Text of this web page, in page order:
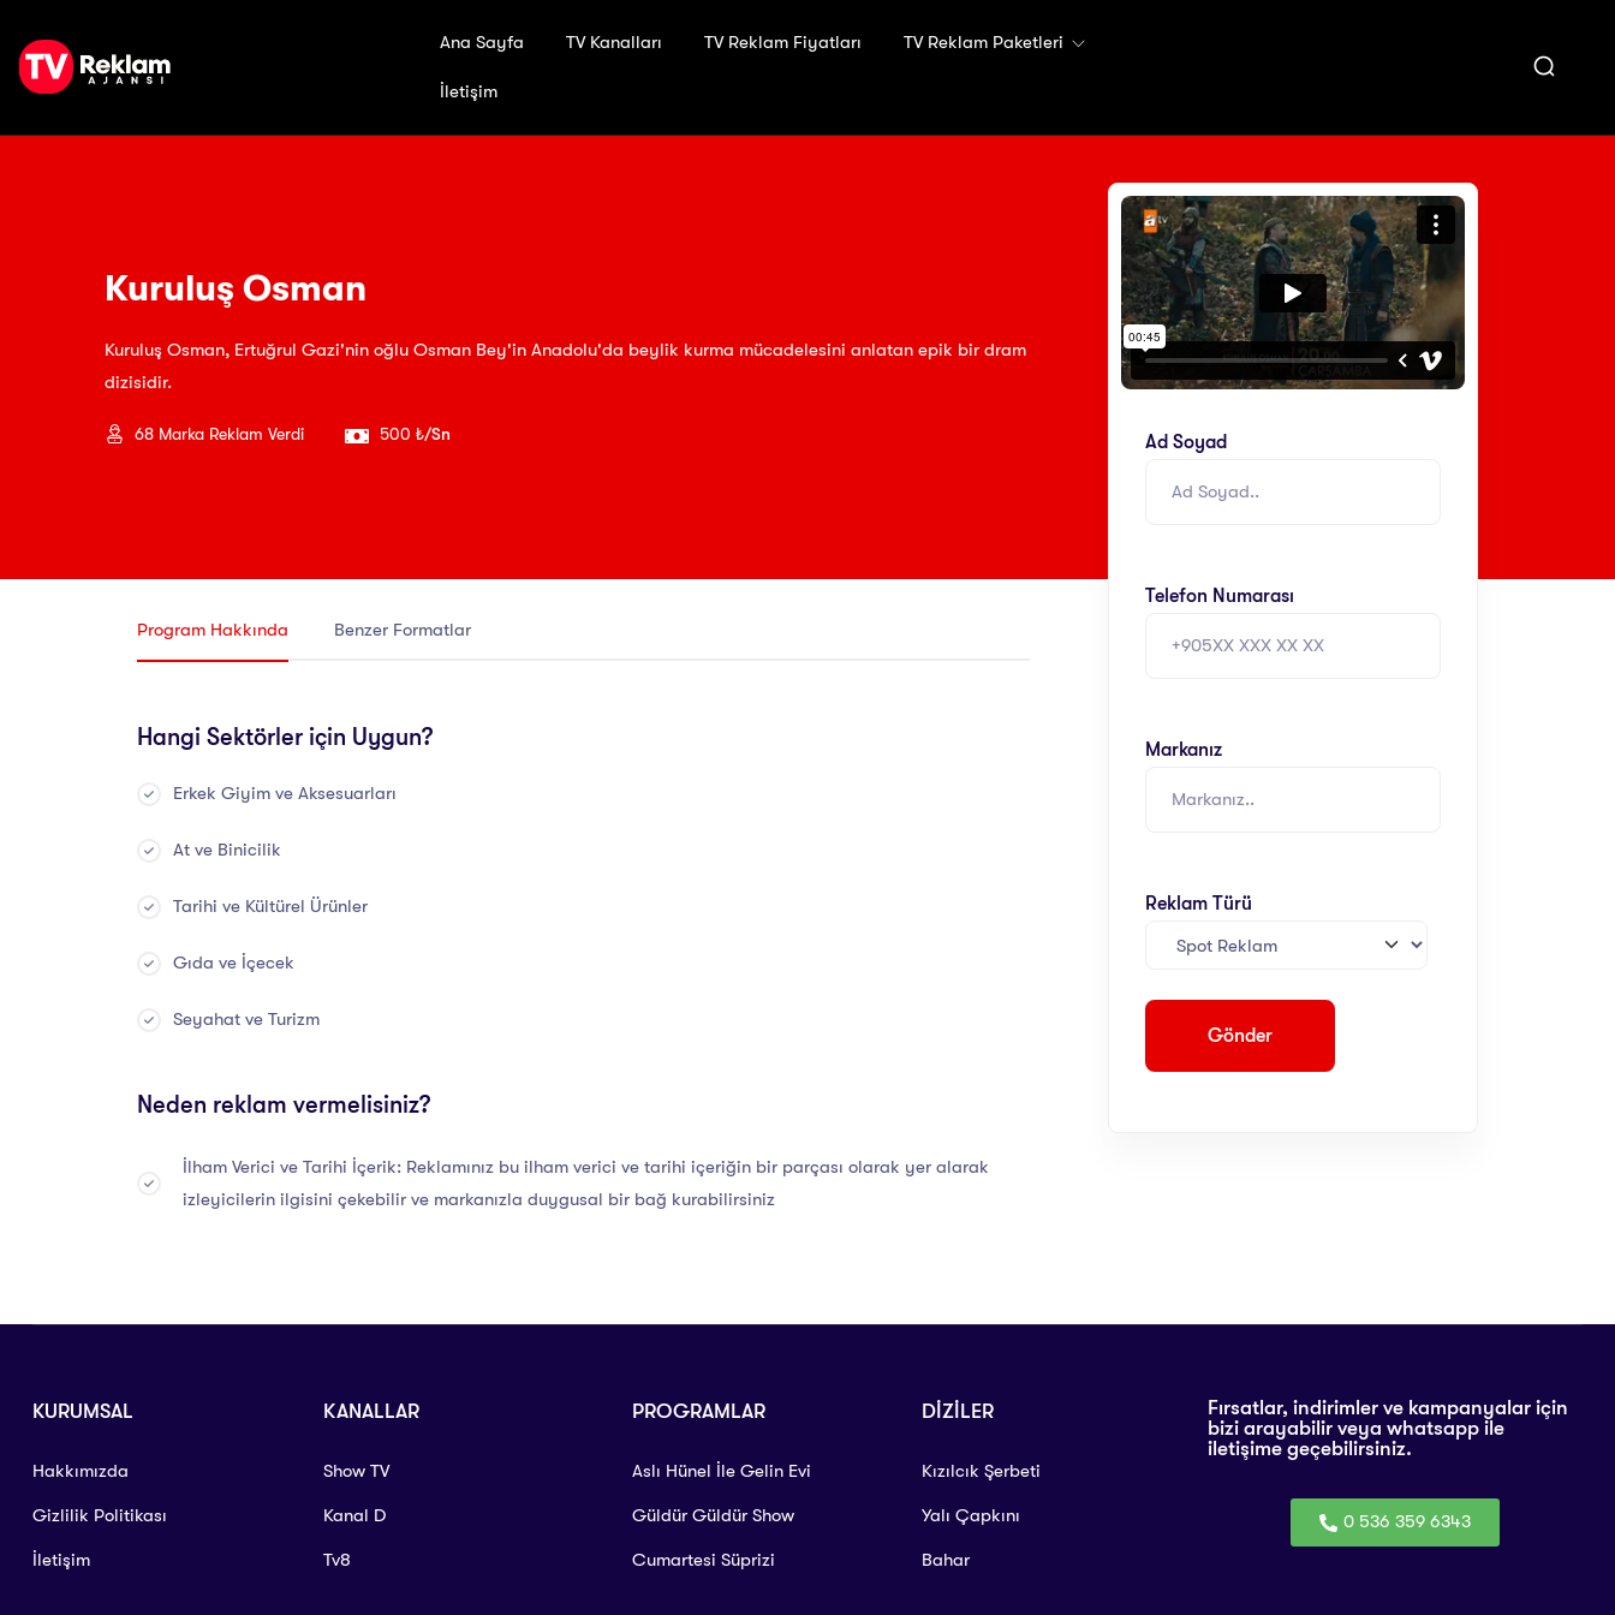
Ana Sayfa TV Kanalları TV Reklam Fiyatları TV Reklam Paketleri
İletişim
Kuruluş Osman
Kuruluş Osman, Ertuğrul Gazi'nin oğlu Osman Bey'in Anadolu'da beylik kurma mücadelesini anlatan epik bir dram
dizisidir.
68 Marka Reklam Verdi 500 ₺/Sn
Program Hakkında Benzer Formatlar
Hangi Sektörler için Uygun?
Erkek Giyim ve Aksesuarları
At ve Binicilik
Tarihi ve Kültürel Ürünler
Gıda ve İçecek
Seyahat ve Turizm
Neden reklam vermelisiniz?
İlham Verici ve Tarihi İçerik: Reklamınız bu ilham verici ve tarihi içeriğin bir parçası olarak yer alarak
izleyicilerin ilgisini çekebilir ve markanızla duygusal bir bağ kurabilirsiniz
Ad Soyad
Telefon Numarası
Markanız
Reklam Türü
KURUMSAL
Hakkımızda
Gizlilik Politikası
İletişim
KANALLAR
Show TV
Kanal D
Tv8
PROGRAMLAR
Aslı Hünel İle Gelin Evi
Güldür Güldür Show
Cumartesi Süprizi
DİZİLER
Kızılcık Şerbeti
Yalı Çapkını
Bahar
Fırsatlar, indirimler ve kampanyalar için
bizi arayabilir veya whatsapp ile
iletişime geçebilirsiniz.
0 536 359 6343